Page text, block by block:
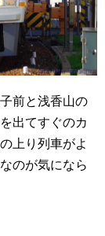
前と浅香山の
出てすぐのカ
上り列車がよ
のが気になら